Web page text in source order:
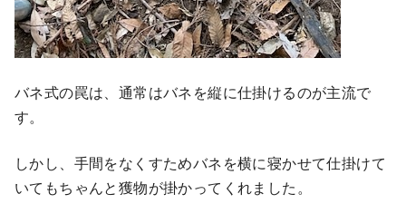
バネ式の罠は、通常はバネを縦に仕掛けるのが主流で
す。
しかし、手間をなくすためバネを横に寝かせて仕掛けて
いてもちゃんと獲物が掛かってくれました。